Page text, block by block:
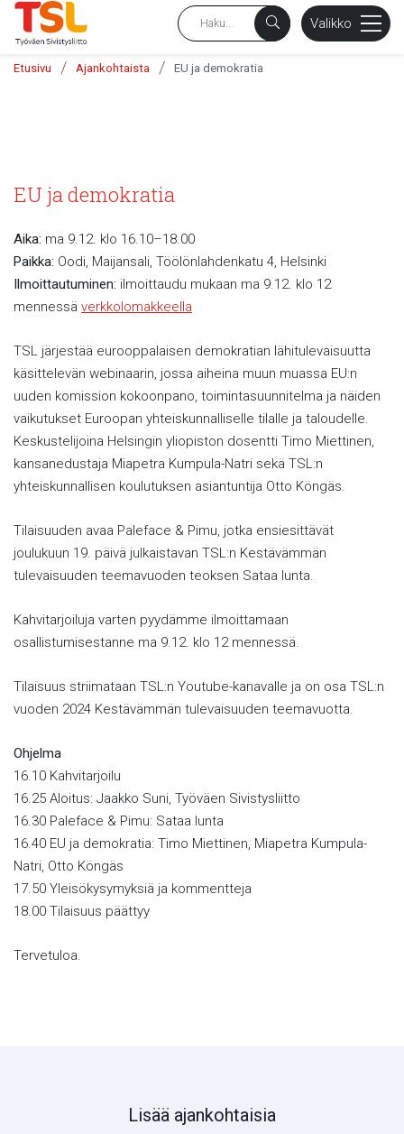
Valikko
Etusivu / Ajankohtaista / EU ja demokratia
EU ja demokratia
Aika: ma 9.12. klo 16.10–18.00
Paikka: Oodi, Maijansali, Töölönlahdenkatu 4, Helsinki
Ilmoittautuminen: ilmoittaudu mukaan ma 9.12. klo 12
mennessä verkkolomakkeella
TSL järjestää eurooppalaisen demokratian lähitulevaisuutta
käsittelevän webinaarin, jossa aiheina muun muassa EU:n
uuden komission kokoonpano, toimintasuunnitelma ja näiden
vaikutukset Euroopan yhteiskunnalliselle tilalle ja taloudelle.
Keskustelijoina Helsingin yliopiston dosentti Timo Miettinen,
kansanedustaja Miapetra Kumpula-Natri sekä TSL:n
yhteiskunnallisen koulutuksen asiantuntija Otto Köngäs.
Tilaisuuden avaa Paleface & Pimu, jotka ensiesittävät
joulukuun 19. päivä julkaistavan TSL:n Kestävämmän
tulevaisuuden teemavuoden teoksen Sataa lunta.
Kahvitarjoiluja varten pyydämme ilmoittamaan
osallistumisestanne ma 9.12. klo 12 mennessä.
Tilaisuus striimataan TSL:n Youtube-kanavalle ja on osa TSL:n
vuoden 2024 Kestävämmän tulevaisuuden teemavuotta.
Ohjelma
16.10 Kahvitarjoilu
16.25 Aloitus: Jaakko Suni, Työväen Sivistysliitto
16.30 Paleface & Pimu: Sataa lunta
16.40 EU ja demokratia: Timo Miettinen, Miapetra Kumpula-
Natri, Otto Köngäs
17.50 Yleisökysymyksiä ja kommentteja
18.00 Tilaisuus päättyy
Tervetuloa.
Lisää ajankohtaisia